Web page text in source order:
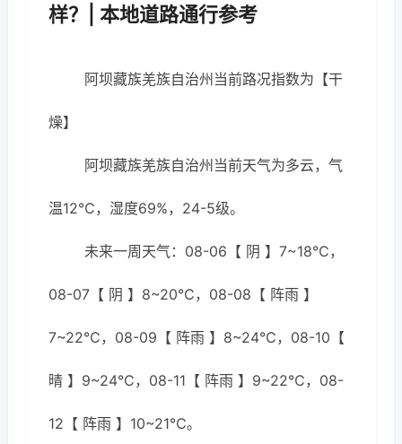
样？| 本地道路通行参考
阿坝藏族羌族自治州当前路况指数为【干
燥】
阿坝藏族羌族自治州当前天气为多云，气
温12℃，湿度69%，24-5级。
未来一周天气：08-06【 阴 】7~18℃，
08-07【 阴 】8~20℃，08-08【 阵雨 】
7~22℃，08-09【 阵雨 】8~24℃，08-10【
晴 】9~24℃，08-11【 阵雨 】9~22℃，08-
12【 阵雨 】10~21℃。